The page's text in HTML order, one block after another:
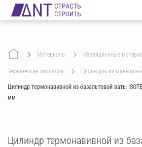
Материалы изоляционные
техническая изоляция цилиндры из
Цилиндр термонавивной из базальтовой ваты
мм
Цилиндр термонавивной из